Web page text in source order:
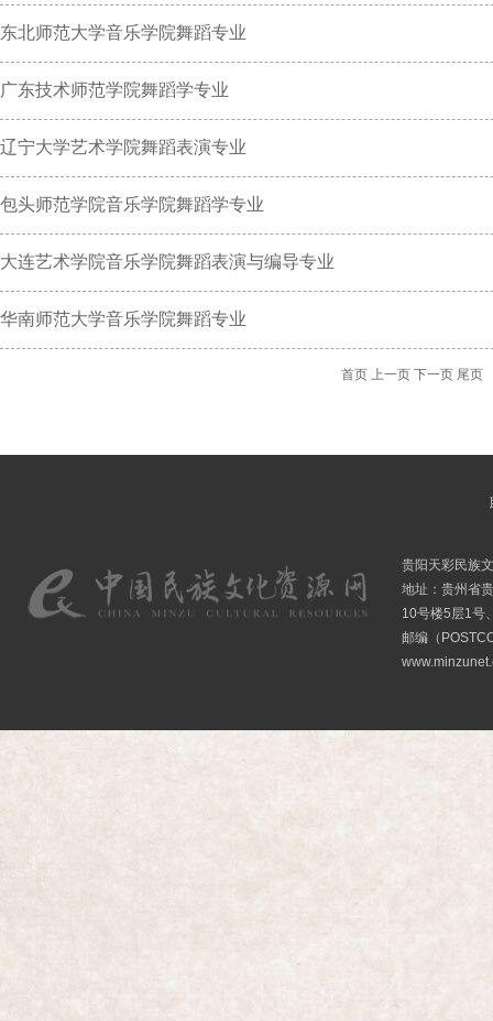
东北师范大学音乐学院舞蹈专业
广东技术师范学院舞蹈学专业
辽宁大学艺术学院舞蹈表演专业
包头师范学院音乐学院舞蹈学专业
大连艺术学院音乐学院舞蹈表演与编导专业
华南师范大学音乐学院舞蹈专业
首页 上一页 下一页 尾页
贵阳天彩民族
地址：贵州省
10号楼5层1号
邮编（